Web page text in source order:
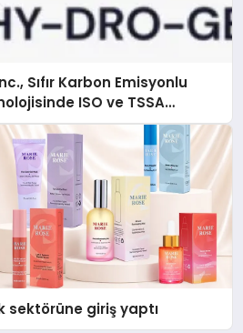
Sıfır Karbon Emisyonlu
ISO ve TSSA
Aldı
sektörüne giriş yaptı